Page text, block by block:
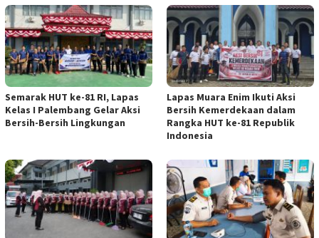
Semarak HUT ke-81 RI, Lapas
Kelas I Palembang Gelar Aksi
Bersih-Bersih Lingkungan
Lapas Muara Enim Ikuti Aksi
Bersih Kemerdekaan dalam
Rangka HUT ke-81 Republik
Indonesia